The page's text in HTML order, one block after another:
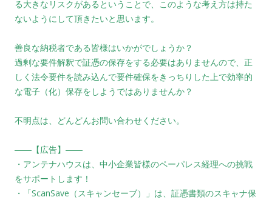
る大きなリスクがある ということで、このような考え方は持た
ないようにして頂きたいと思います。
善良な納税者である皆様はいかがでしょうか？
過剰な要件解釈で証憑の保存をする必要はありませんので、正
しく法令要件を読み込んで要件確保をきっちりした上で効率的
な電子（化）保存をしようではありませんか？
不明点は、どんどんお問い合わせください。
――【広告】――
・アンテナハウスは、中小企業皆様のペーパレス経理への挑戦
をサポートします！
・「ScanSave（スキャンセーブ）」は、証憑書類のスキャナ保